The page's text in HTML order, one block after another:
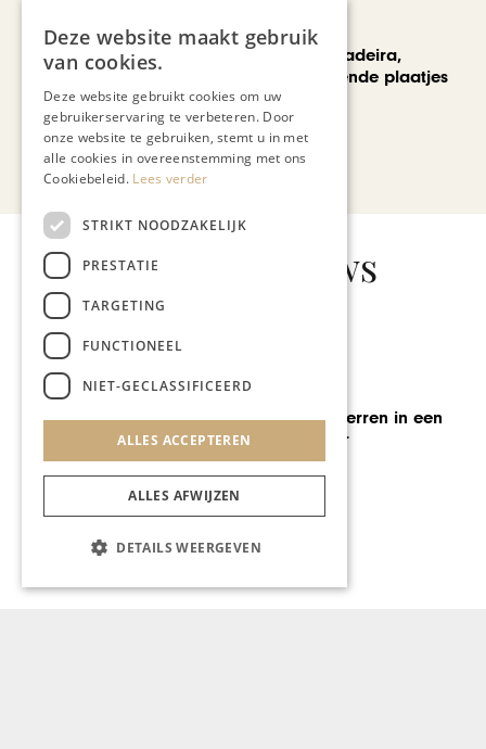
REIZEN
Een week op Madeira,
voorbij de bekende plaatjes
Bekijk alle artikelen
Gerelateerd nieuws
Wijnrestaurant op het land
voor zevende editie op
Wijnlandgoed Sterreheim in
Thull
Deze website maakt gebruik
van cookies.
Deze website gebruikt cookies om uw
gebruikerservaring te verbeteren. Door
onze website te gebruiken, stemt u in met
alle cookies in overeenstemming met ons
Cookiebeleid. Lees verder
STRIKT NOODZAKELIJK
PRESTATIE
TARGETING
FUNCTIONEEL
NIET-GECLASSIFICEERD
ALLES ACCEPTEREN
ALLES AFWIJZEN
DETAILS WEERGEVEN